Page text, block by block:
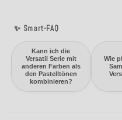
✨ Smart-FAQ
Kann ich die
Versatil Serie mit
anderen Farben als
den Pastelltönen
kombinieren?
Wie